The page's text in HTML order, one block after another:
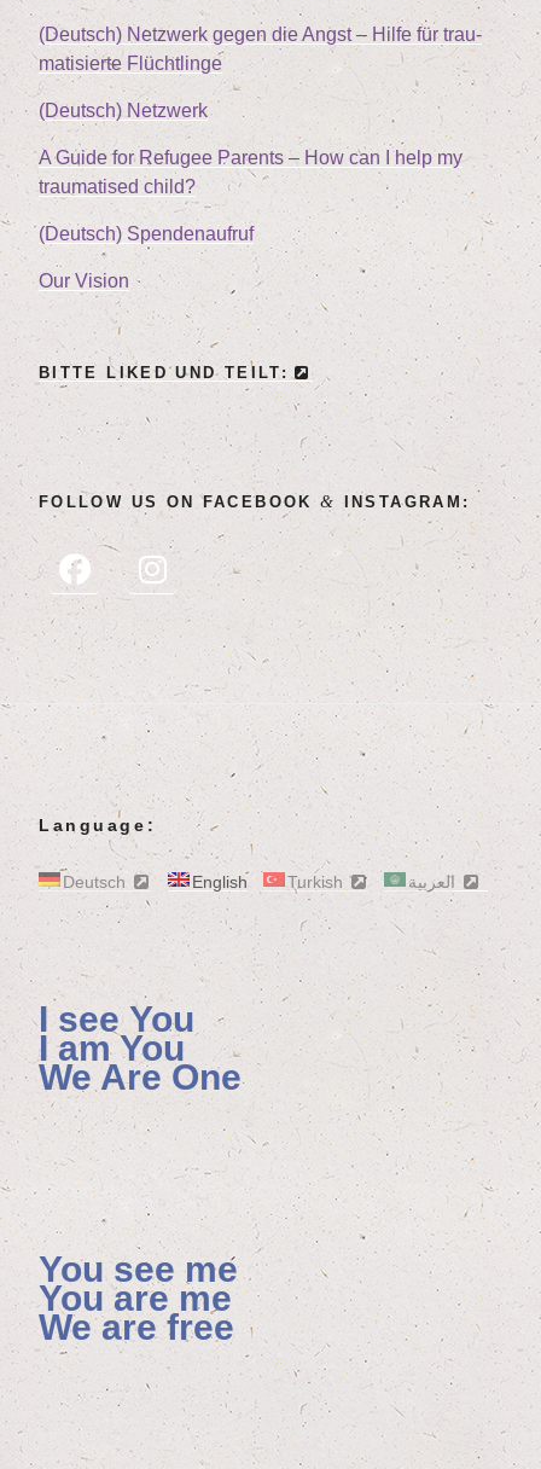
(Deutsch) Netz­werk gegen die Angst – Hil­fe für trau­
ma­ti­sier­te Flüchtlinge
(Deutsch) Netz­werk
A Gui­de for Refu­gee Par­ents – How can I help my
trau­ma­tis­ed child?
(Deutsch) Spen­den­auf­ruf
Our Visi­on
BIT­TE LIK­ED UND TEILT:
FOL­LOW US ON FACE­BOOK & INSTAGRAM:
Language:
Deutsch English Turkish العربية
I see You
I am You
We Are One
You see me
You are me
We are free